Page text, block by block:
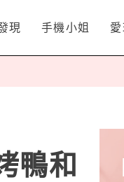
現 手機小姐
鴨和